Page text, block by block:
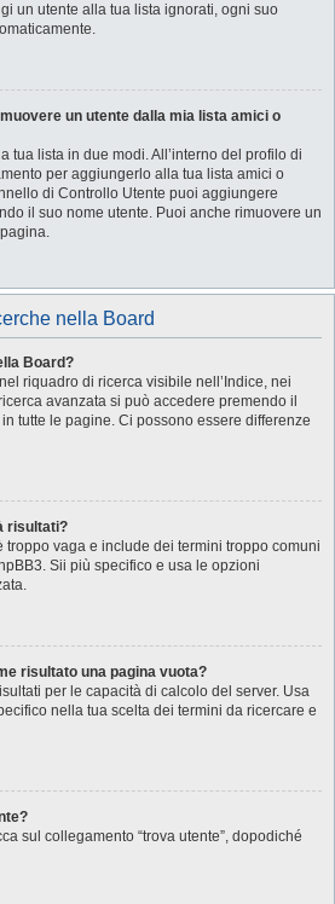
un utente alla tua lista ignorati, ogni suo
un utente dalla mia lista amici o
tua lista in due modi. All’interno del profilo di
per aggiungerlo alla tua lista amici o
di Controllo Utente puoi aggiungere
il suo nome utente. Puoi anche rimuovere un
nella Board
Board?
riquadro di ricerca visibile nell’Indice, nei
avanzata si può accedere premendo il
tutte le pagine. Ci possono essere differenze
risultati?
troppo vaga e include dei termini troppo comuni
Sii più specifico e usa le opzioni
risultato una pagina vuota?
per le capacità di calcolo del server. Usa
nella tua scelta dei termini da ricercare e
sul collegamento “trova utente”, dopodiché